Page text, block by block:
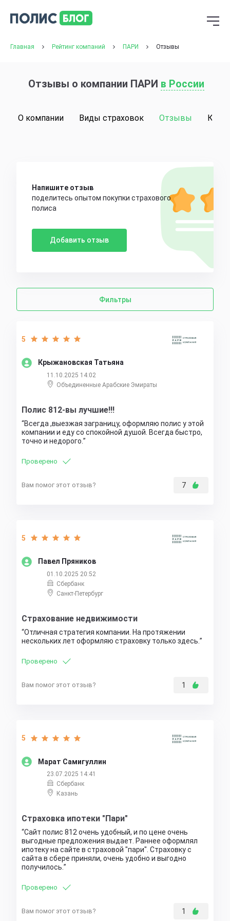
Главная Рейтинг компаний ПАРИ Отзывы
Отзывы о компании ПАРИ в России
О компании Виды страховок Отзывы
Крыжановская Татьяна
5
11.10.2025 14:02
Объединенные Арабские Эмираты
Полис 812-вы лучшие!!!
Всегда ,выезжая заграницу, оформляю полис у этой
компании и еду со спокойной душой. Всегда быстро,
точно и недорого.
Проверено
Вам помог этот отзыв? 7
Павел Пряников
5
01.10.2025 20:52
Сбербанк
Санкт-Петербург
Страхование недвижимости
Отличная стратегия компании. На протяжении
нескольких лет оформляю страховку только здесь.
Проверено
Вам помог этот отзыв? 1
Марат Самигуллин
5
23.07.2025 14:41
Сбербанк
Казань
Страховка ипотеки "Пари"
Сайт полис 812 очень удобный, и по цене очень
выгодные предложения выдает. Раннее оформлял
ипотеку на сайте в страховой "пари". Страховку с
сайта в сбере приняли, очень удобно и выгодно
получилось.
Проверено
Вам помог этот отзыв? 1
Напишите отзыв
поделитесь опытом покупки страхового
полиса
Добавить отзыв
Фильтры